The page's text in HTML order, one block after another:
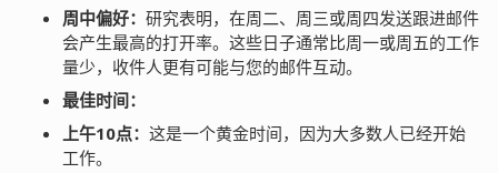
周中偏好： 研究表明，在周二、周三或周四发送跟进邮件
会产生最高的打开率。这些日子通常比周一或周五的工作
量少，收件人更有可能与您的邮件互动。
最佳时间：
上午10点： 这是一个黄金时间，因为大多数人已经开始
工作。